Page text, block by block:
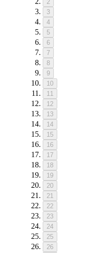
2
3
4
5
6
7
8
9
10
11
12
13
14
15
16
17
18
19
20
21
22
23
24
25
26